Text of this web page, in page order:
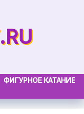
ФИГУРНОЕ КАТАНИЕ